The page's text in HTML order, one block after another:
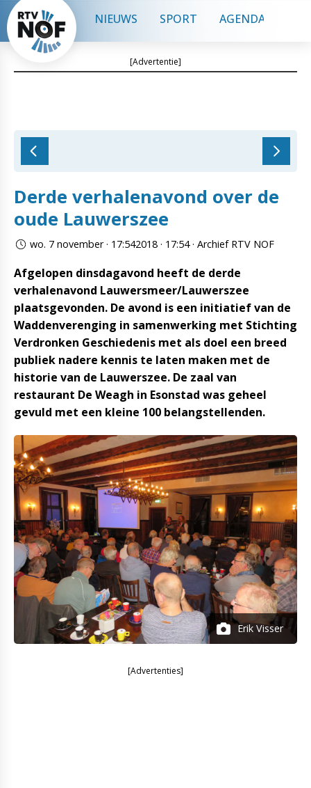
NIEUWS SPORT AGENDA
[Advertentie]
Derde verhalenavond over de
oude Lauwerszee
wo. 7 november · 17:542018 · 17:54 · Archief RTV NOF
Afgelopen dinsdagavond heeft de derde
verhalenavond Lauwersmeer/Lauwerszee
plaatsgevonden. De avond is een initiatief van de
Waddenverenging in samenwerking met Stichting
Verdronken Geschiedenis met als doel een breed
publiek nadere kennis te laten maken met de
historie van de Lauwerszee. De zaal van
restaurant De Weagh in Esonstad was geheel
gevuld met een kleine 100 belangstellenden.
Erik Visser
[Advertenties]